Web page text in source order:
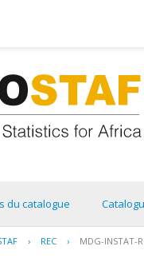
du catalogue
› REC › MDG-INSTAT-